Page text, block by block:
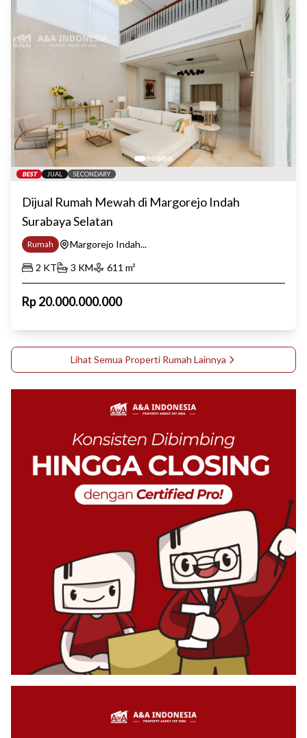
BEST JUAL SECONDARY
Dijual Rumah Mewah di Margorejo Indah
Surabaya Selatan
Rumah
Margorejo Indah...
2 KT 3 KM 611 m²
Rp20.000.000.000
Lihat Semua Properti Rumah Lainnya